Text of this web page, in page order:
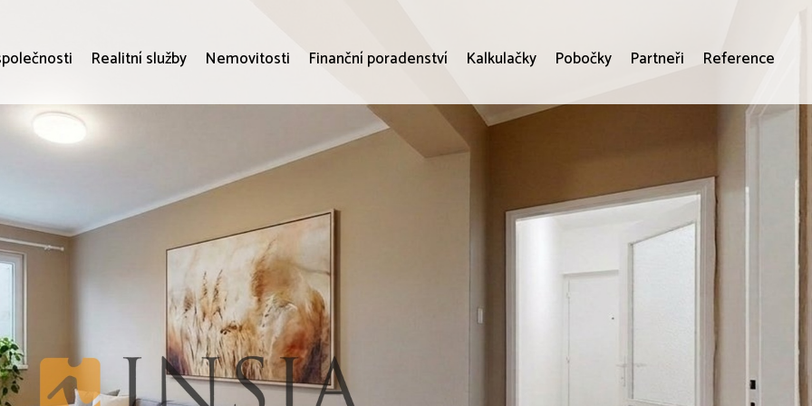
Realitní služby Nemovitosti Finanční poradenství Kalkulačky Pobočky Partneři Reference